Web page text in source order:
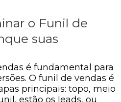
o Funil de
suas
é fundamental para
O funil de vendas é
principais: topo, meio
estão os leads, ou